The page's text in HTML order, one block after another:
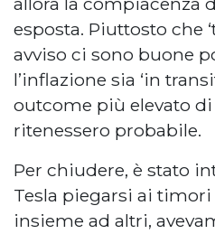
esposta. Piuttosto che
avviso ci sono buone
l’inflazione sia ‘in
outcome più elevato
ritenessero probabile.
Per chiudere, è stato
Tesla piegarsi ai timori
insieme ad altri,